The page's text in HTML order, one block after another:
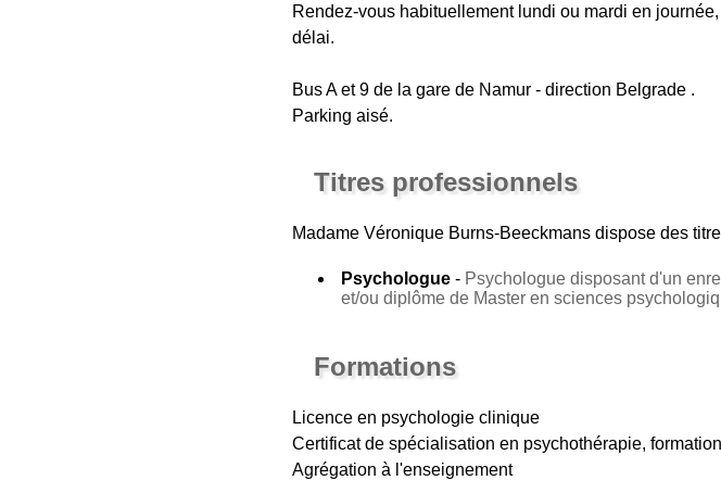
Rendez-vous habituellement lundi ou mardi en
délai.
Bus A et 9 de la gare de Namur - direction Belgrade .
Parking aisé.
Titres professionnels
Madame Véronique Burns-Beeckmansdispose des
Psychologue- Psychologue disposant d'un
et/ou diplôme de Master en sciences
Formations
Licence en psychologie clinique
Certificat de spécialisation en psychothérapie,
Agrégation à l'enseignement